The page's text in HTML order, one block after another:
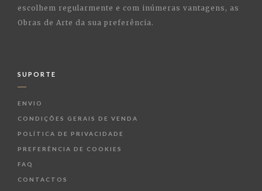
escolhem regularmente e com inúmeras vantagens, as
Obras de Arte da sua preferência.
SUPORTE
ENVIO
CONDIÇÕES GERAIS DE VENDA
POLÍTICA DE PRIVACIDADE
PREFERÊNCIA DE COOKIES
FAQ
CONTACTOS